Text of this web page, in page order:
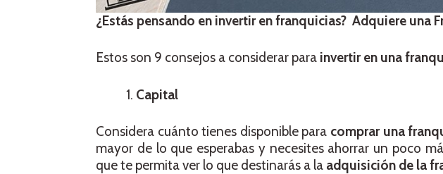
¿Estás pensando en invertir en franquicias? Adquiere una
Estos son 9 consejos a considerar para invertir en una
Capital
Considera cuánto tienes disponible para comprar una
mayor de lo que esperabas y necesites ahorrar un poco
que te permita ver lo que destinarás a la adquisición de la